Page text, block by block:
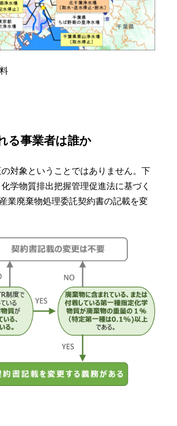
る事業者は誰か
対象ということではありません。下
学物質排出把握管理促進法に基づく
業廃棄物処理委託契約書の記載を変